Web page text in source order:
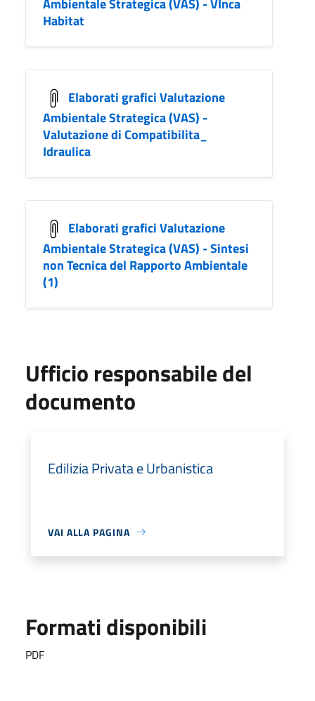
Habitat
Elaborati grafici Valutazione
Ambientale Strategica (VAS) -
Valutazione di Compatibilita_
Idraulica
Elaborati grafici Valutazione
Ambientale Strategica (VAS) - Sintesi
non Tecnica del Rapporto Ambientale
(1)
Ufficio responsabile del
documento
Edilizia Privata e Urbanistica
VAI ALLA PAGINA
Formati disponibili
PDF